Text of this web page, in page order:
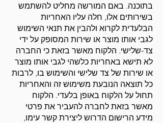
בתוכנה. באם המורשה מחליט להשתמש
בשירותים אלו, חלה עליו האחריות
הבלעדית לקרוא ולהבין את תנאי השימוש
לגבי אותו מוצר או שירות המסופק על ידי
צד-שלישי. הלקוח מאשר בזאת כי החברה
לא תישא באחריות כלשהי לגבי אותו מוצר
או שירות של צד שלישי והשימוש בו, לרבות
כל תוצאה הנובעת משימוש זה והאחריות
תחול על הלקוח באופן בלעדי. הלקוח
מאשר בזאת לחברה להעביר את פרטי
מידע הרישום הדרוש ליצירת קשר עימו,